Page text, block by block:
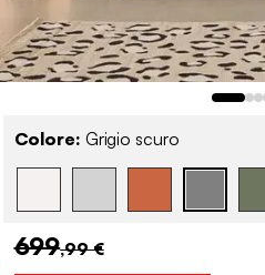
Colore: Grigio scuro
699,99 €